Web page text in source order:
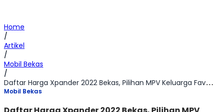
Home
/
Artikel
/
Mobil Bekas
/
Daftar Harga Xpander 2022 Bekas, Pilihan MPV Keluarga Favorit
Mobil Bekas